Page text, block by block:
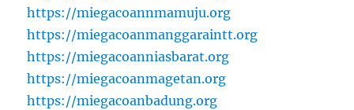
https://miegacoannmamuju.org
https://miegacoanmanggaraintt.org
https://miegacoanniasbarat.org
https://miegacoanmagetan.org
https://miegacoanbadung.org